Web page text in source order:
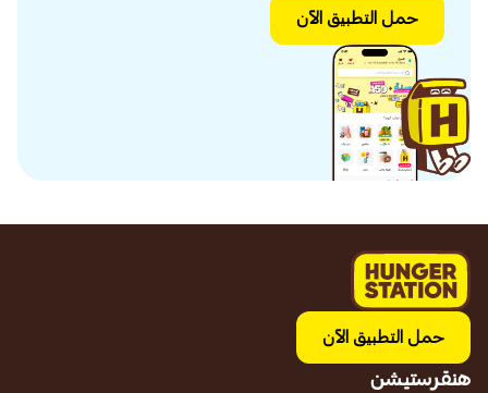
حمل التطبيق الآن
حمل التطبيق الآن
هنقرستيشن